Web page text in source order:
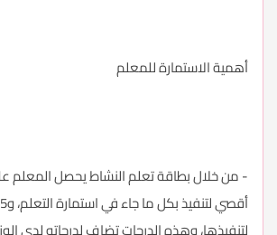
أهمية الاستمارة للمعلم